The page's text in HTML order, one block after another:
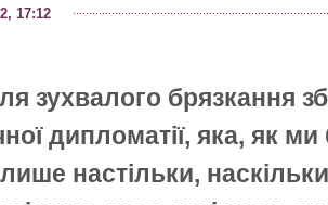
17:12
зухвалого брязкання
дипломатії, яка, як
настільки,